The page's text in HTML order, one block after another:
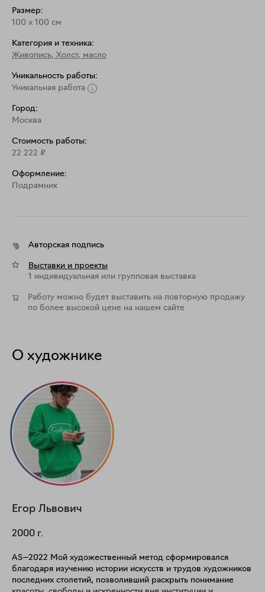
Размер:
100 x 100 см
Категория и техника:
Живопись, Холст, масло
Уникальность работы:
Уникальная работа
Город:
Москва
Стоимость работы:
22 222 ₽
Оформление:
Подрамник
Авторская подпись
Выставки и проекты
1 индивидуальная или групповая выставка
Работу можно будет выставить на повторную продажу
по более высокой цене на нашем сайте
О художнике
Егор Львович
2000 г.
AS—2022 Мой художественный метод сформировался
благодаря изучению истории искусств и трудов художников
последних столетий, позволивший раскрыть понимание